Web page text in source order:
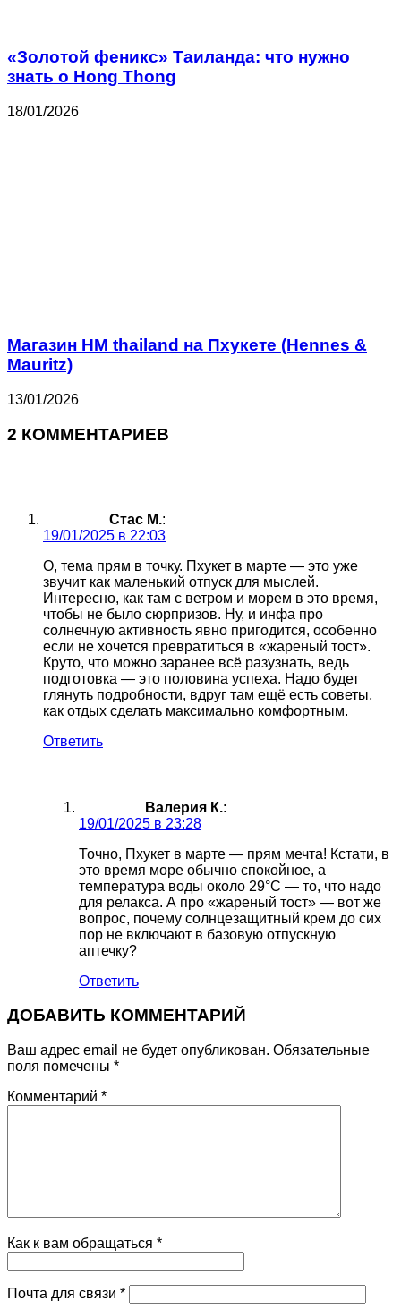
«Золотой феникс» Таиланда: что нужно
знать о Hong Thong
18/01/2026
Магазин HM thailand на Пхукете (Hennes &
Mauritz)
13/01/2026
2 КОММЕНТАРИЕВ
Стас М.:
19/01/2025 в 22:03
О, тема прям в точку. Пхукет в марте — это уже
звучит как маленький отпуск для мыслей.
Интересно, как там с ветром и морем в это время,
чтобы не было сюрпризов. Ну, и инфа про
солнечную активность явно пригодится, особенно
если не хочется превратиться в «жареный тост».
Круто, что можно заранее всё разузнать, ведь
подготовка — это половина успеха. Надо будет
глянуть подробности, вдруг там ещё есть советы,
как отдых сделать максимально комфортным.
Ответить
Валерия К.:
19/01/2025 в 23:28
Точно, Пхукет в марте — прям мечта! Кстати, в
это время море обычно спокойное, а
температура воды около 29°C — то, что надо
для релакса. А про «жареный тост» — вот же
вопрос, почему солнцезащитный крем до сих
пор не включают в базовую отпускную
аптечку?
Ответить
ДОБАВИТЬ КОММЕНТАРИЙ
Ваш адрес email не будет опубликован. Обязательные
поля помечены *
Комментарий *
Как к вам обращаться *
Почта для связи *